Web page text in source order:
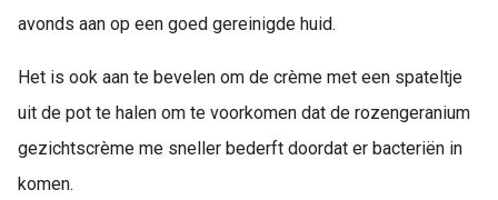
avonds aan op een goed gereinigde huid.
Het is ook aan te bevelen om de crème met een spateltje
uit de pot te halen om te voorkomen dat de rozengeranium
gezichtscrème me sneller bederft doordat er bacteriën in
komen.